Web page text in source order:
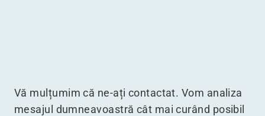
Vă mulțumim că ne-ați contactat. Vom analiza
mesajul dumneavoastră cât mai curând posibil